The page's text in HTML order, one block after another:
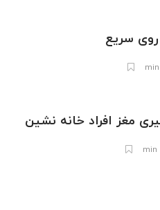
افراد خانه نشین